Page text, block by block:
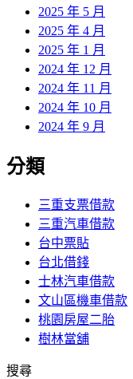
2025 年 5 月
2025 年 4 月
2025 年 1 月
2024 年 12 月
2024 年 11 月
2024 年 10 月
2024 年 9 月
分類
三重支票借款
三重汽車借款
台中票貼
台北借錢
士林汽車借款
文山區機車借款
桃園房屋二胎
樹林當舖
搜尋